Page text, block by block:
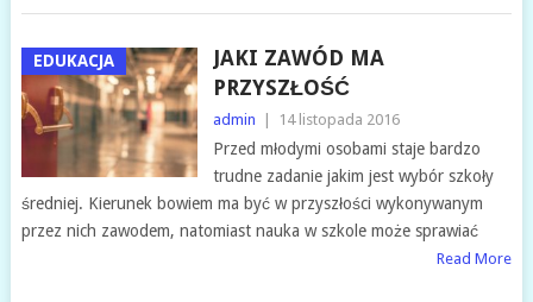
EDUKACJA
JAKI ZAWÓD MA
PRZYSZŁOŚĆ
admin 14 listopada 2016
Przed młodymi osobami staje bardzo
trudne zadanie jakim jest wybór szkoły
średniej. Kierunek bowiem ma być w przyszłości wykonywanym
przez nich zawodem, natomiast nauka w szkole może sprawiać
Read More